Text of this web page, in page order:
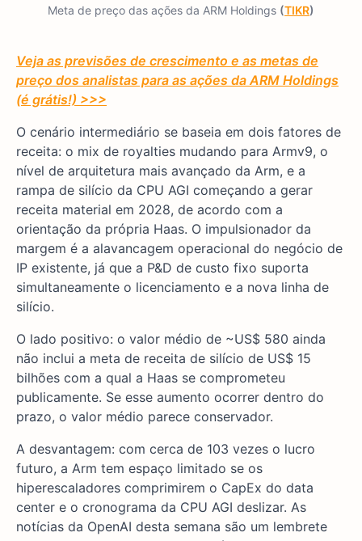
Meta de preço das ações da ARM Holdings (TIKR)
Veja as previsões de crescimento e as metas de
preço dos analistas para as ações da ARM Holdings
(é grátis!) >>>
O cenário intermediário se baseia em dois fatores de
receita: o mix de royalties mudando para Armv9, o
nível de arquitetura mais avançado da Arm, e a
rampa de silício da CPU AGI começando a gerar
receita material em 2028, de acordo com a
orientação da própria Haas. O impulsionador da
margem é a alavancagem operacional do negócio de
IP existente, já que a P&D de custo fixo suporta
simultaneamente o licenciamento e a nova linha de
silício.
O lado positivo: o valor médio de ~US$ 580 ainda
não inclui a meta de receita de silício de US$ 15
bilhões com a qual a Haas se comprometeu
publicamente. Se esse aumento ocorrer dentro do
prazo, o valor médio parece conservador.
A desvantagem: com cerca de 103 vezes o lucro
futuro, a Arm tem espaço limitado se os
hiperescaladores comprimirem o CapEx do data
center e o cronograma da CPU AGI deslizar. As
notícias da OpenAI desta semana são um lembrete